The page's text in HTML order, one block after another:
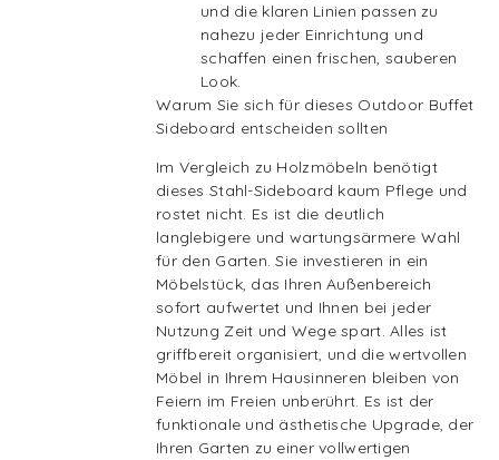
und die klaren Linien passen zu
nahezu jeder Einrichtung und
schaffen einen frischen, sauberen
Look.
Warum Sie sich für dieses Outdoor Buffet
Sideboard entscheiden sollten
Im Vergleich zu Holzmöbeln benötigt
dieses Stahl-Sideboard kaum Pflege und
rostet nicht. Es ist die deutlich
langlebigere und wartungsärmere Wahl
für den Garten. Sie investieren in ein
Möbelstück, das Ihren Außenbereich
sofort aufwertet und Ihnen bei jeder
Nutzung Zeit und Wege spart. Alles ist
griffbereit organisiert, und die wertvollen
Möbel in Ihrem Hausinneren bleiben von
Feiern im Freien unberührt. Es ist der
funktionale und ästhetische Upgrade, der
Ihren Garten zu einer vollwertigen